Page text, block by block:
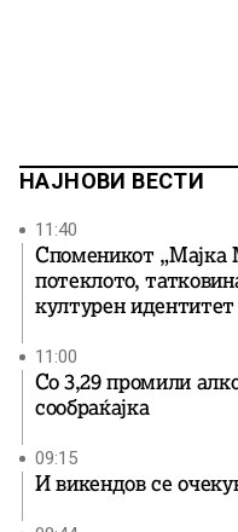
НАЈНОВИ ВЕСТИ
11:40
Споменикот „Мајка
потеклото,
културен
11:00
Со 3,29 промили
сообраќајка
09:15
И викендов се